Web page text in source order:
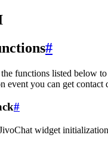
#
functions listed below
event you can get contact
#
widget